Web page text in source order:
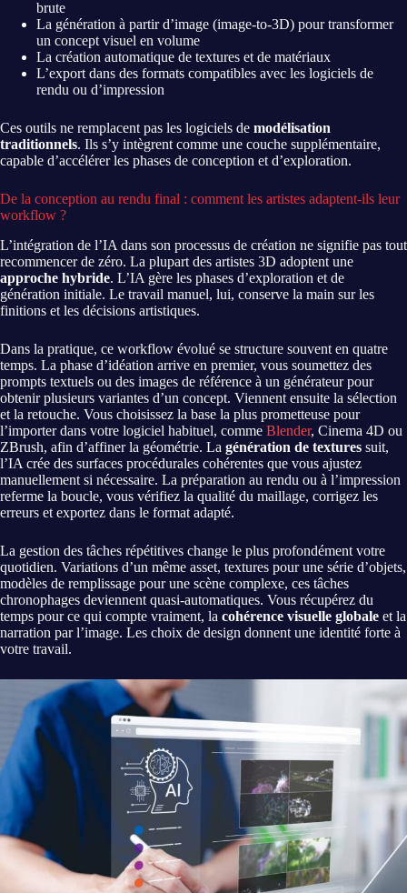
brute
La génération à partir d’image (image-to-3D) pour transformer
un concept visuel en volume
La création automatique de textures et de matériaux
L’export dans des formats compatibles avec les logiciels de
rendu ou d’impression
Ces outils ne remplacent pas les logiciels de modélisation
traditionnels. Ils s’y intègrent comme une couche supplémentaire,
capable d’accélérer les phases de conception et d’exploration.
De la conception au rendu final : comment les artistes adaptent-ils leur
workflow ?
L’intégration de l’IA dans son processus de création ne signifie pas tout
recommencer de zéro. La plupart des artistes 3D adoptent une
approche hybride. L’IA gère les phases d’exploration et de
génération initiale. Le travail manuel, lui, conserve la main sur les
finitions et les décisions artistiques.
Dans la pratique, ce workflow évolué se structure souvent en quatre
temps. La phase d’idéation arrive en premier, vous soumettez des
prompts textuels ou des images de référence à un générateur pour
obtenir plusieurs variantes d’un concept. Viennent ensuite la sélection
et la retouche. Vous choisissez la base la plus prometteuse pour
l’importer dans votre logiciel habituel, comme Blender, Cinema 4D ou
ZBrush, afin d’affiner la géométrie. La génération de textures suit,
l’IA crée des surfaces procédurales cohérentes que vous ajustez
manuellement si nécessaire. La préparation au rendu ou à l’impression
referme la boucle, vous vérifiez la qualité du maillage, corrigez les
erreurs et exportez dans le format adapté.
La gestion des tâches répétitives change le plus profondément votre
quotidien. Variations d’un même asset, textures pour une série d’objets,
modèles de remplissage pour une scène complexe, ces tâches
chronophages deviennent quasi-automatiques. Vous récupérez du
temps pour ce qui compte vraiment, la cohérence visuelle globale et la
narration par l’image. Les choix de design donnent une identité forte à
votre travail.